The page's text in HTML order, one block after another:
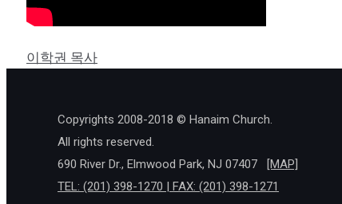
이학권 목사
Copyrights 2008-2018 © Hanaim Church.
All rights reserved.
690 River Dr., Elmwood Park, NJ 07407
[MAP]
TEL: (201) 398-1270 | FAX: (201) 398-1271